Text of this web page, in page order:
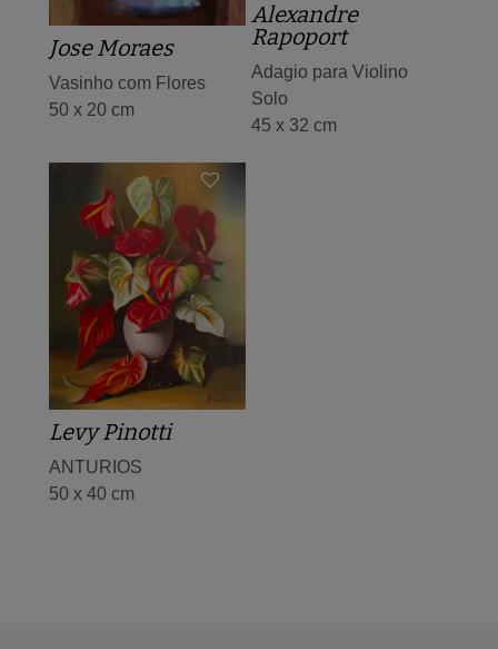
Jose Moraes
Vasinho com Flores
50 x 20 cm
Alexandre
Rapoport
Adagio para Violino
Solo
45 x 32 cm
Levy Pinotti
ANTURIOS
50 x 40 cm